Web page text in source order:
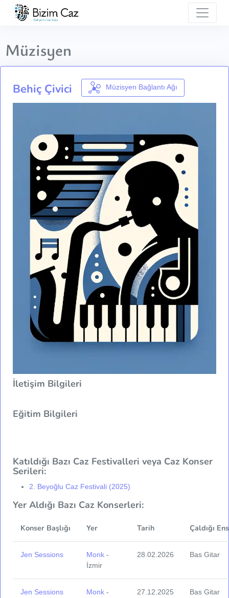
Müzisyen
Behiç Çivici Müzisyen Bağlantı Ağı
İletişim Bilgileri
Eğitim Bilgileri
Katıldığı Bazı Caz Festivalleri veya Caz Konser
Serileri:
2. Beyoğlu Caz Festivali (2025)
Yer Aldığı Bazı Caz Konserleri:
Konser Başlığı Yer Tarih Çaldığı
Jen Sessions Monk -
İzmir
28.02.2026 Bas Gitar
Jen Sessions Monk -
27.12.2025 Bas Gitar